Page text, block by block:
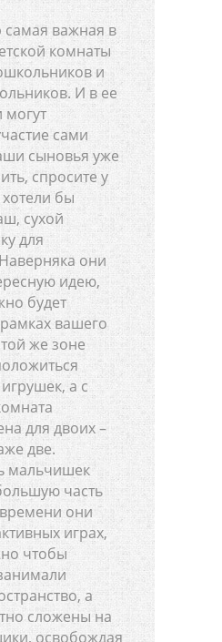
самая важная в
комнаты
и
И в ее
сами
сыновья уже
спросите у
бы
сухой
для
они
идею,
будет
вашего
же зоне
а с
для двоих –
две.
мальчишек
часть
они
играх,
чтобы
а
сложены на
освобождая